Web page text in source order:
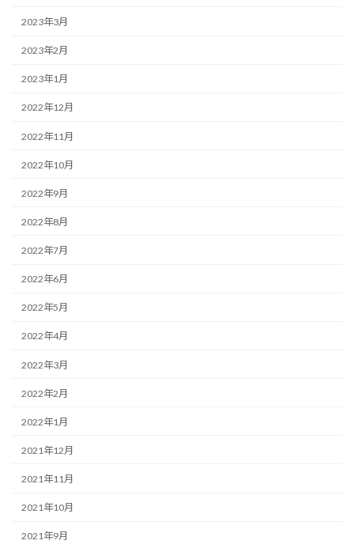
2023年3月
2023年2月
2023年1月
2022年12月
2022年11月
2022年10月
2022年9月
2022年8月
2022年7月
2022年6月
2022年5月
2022年4月
2022年3月
2022年2月
2022年1月
2021年12月
2021年11月
2021年10月
2021年9月